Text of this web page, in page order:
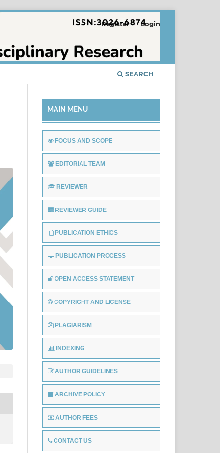
SEARCH
Register Login
MAIN MENU
FOCUS AND SCOPE
EDITORIAL TEAM
REVIEWER
REVIEWER GUIDE
PUBLICATION ETHICS
PUBLICATION PROCESS
OPEN ACCESS STATEMENT
COPYRIGHT AND LICENSE
PLAGIARISM
INDEXING
AUTHOR GUIDELINES
ARCHIVE POLICY
AUTHOR FEES
CONTACT US